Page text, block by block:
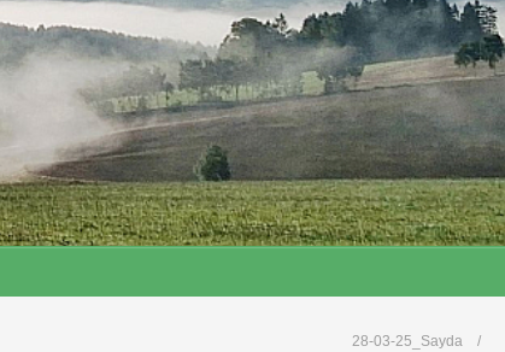
28-03-25_Sayda